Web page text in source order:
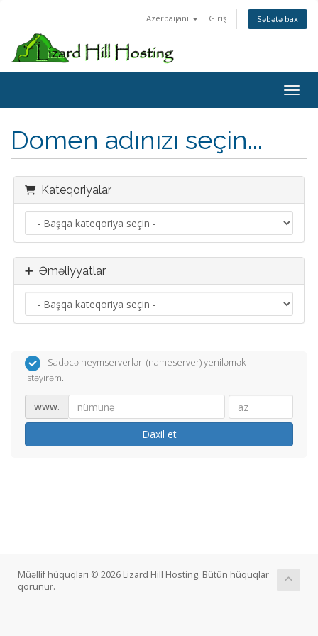
Azerbaijani Giriş Səbətə bax
Domen adınızı seçin...
Kateqoriyalar
Əməliyyatlar
Sadəcə neymserverləri (nameserver) yeniləmək
istəyirəm.
www.
Daxil et
Müəllif hüquqları © 2026 Lizard Hill Hosting. Bütün hüquqlar
qorunur.